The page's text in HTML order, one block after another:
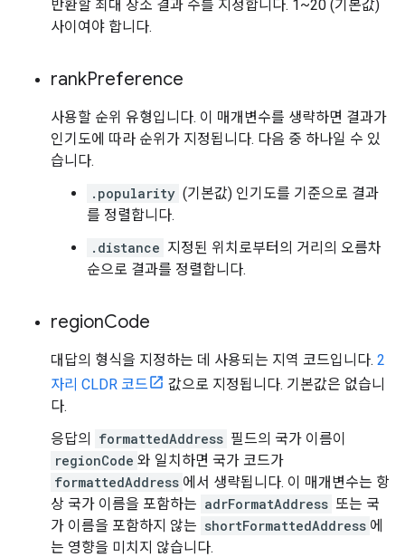
반환할 최대 장소 결과 수를 지정합니다. 1~20 (기본값)
사이여야 합니다.
rankPreference
사용할 순위 유형입니다. 이 매개변수를 생략하면 결과가
인기도에 따라 순위가 지정됩니다. 다음 중 하나일 수 있
습니다.
.popularity (기본값) 인기도를 기준으로 결과
를 정렬합니다.
.distance 지정된 위치로부터의 거리의 오름차
순으로 결과를 정렬합니다.
regionCode
대답의 형식을 지정하는 데 사용되는 지역 코드입니다. 2
자리 CLDR 코드
값으로 지정됩니다. 기본값은 없습니
다.
응답의
formattedAddress 필드의 국가 이름이
regionCode 와 일치하면 국가 코드가
formattedAddress 에서 생략됩니다. 이 매개변수는 항
상 국가 이름을 포함하는 adrFormatAddress 또는 국
가 이름을 포함하지 않는 shortFormattedAddress 에
는 영향을 미치지 않습니다.